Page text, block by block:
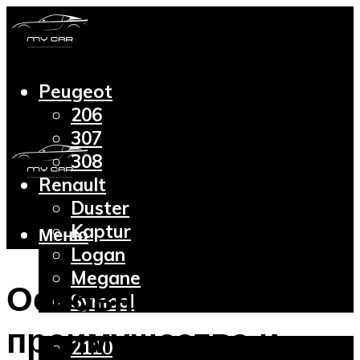
Peugeot
206
307
308
Renault
Duster
Kaptur
Logan
Megane
Symbol
2110
Меню
Основные
преимущества и